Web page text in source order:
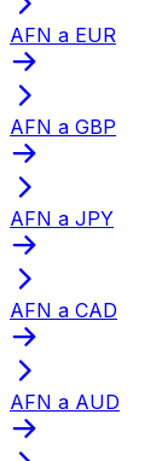
AFN a EUR
AFN a GBP
AFN a JPY
AFN a CAD
AFN a AUD